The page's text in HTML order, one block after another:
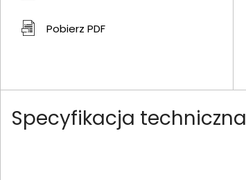
Pobierz PDF
Specyfikacja techniczna